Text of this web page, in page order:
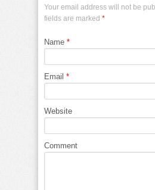
Your email address will not be
fields are marked *
Name *
Email *
Website
Comment